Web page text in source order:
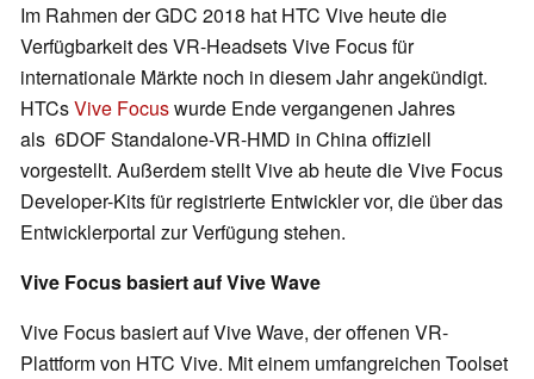
Im Rahmen der GDC 2018 hat HTC Vive heute die
Verfügbarkeit des VR-Headsets Vive Focus für
internationale Märkte noch in diesem Jahr angekündigt.
HTCsVive Focuswurde Ende vergangenen Jahres
als 6DOF Standalone-VR-HMD in China offiziell
vorgestellt. Außerdem stellt Vive ab heute die Vive Focus
Developer-Kits für registrierte Entwickler vor, die über das
Entwicklerportal zur Verfügung stehen.
Vive Focus basiert auf Vive Wave
Vive Focus basiert auf Vive Wave, der offenen VR-
Plattform von HTC Vive. Mit einem umfangreichen Toolset